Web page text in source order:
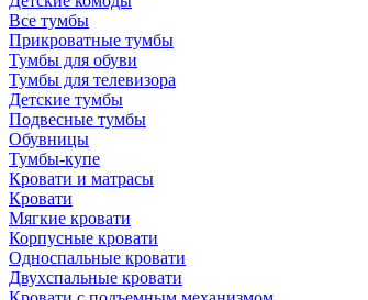
Все тумбы
Прикроватные тумбы
Тумбы для обуви
Тумбы для телевизора
Детские тумбы
Подвесные тумбы
Обувницы
Тумбы-купе
Кровати и матрасы
Кровати
Мягкие кровати
Корпусные кровати
Односпальные кровати
Двухспальные кровати